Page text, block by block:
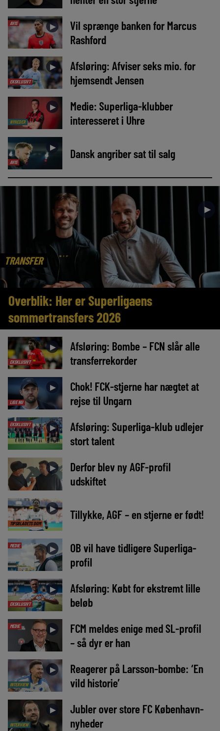
AVIS ►
Vil sprænge banken for Marcus
Rashford
EKSKLUSIVT
►
Afsløring: Afviser seks mio. for
hjemsendt Jensen
NYHEDER
►
Medie: Superliga-klubber
interesseret i Uhre
AVIS
► Dansk angriber sat til salg
TRANSFER
►
Overblik: Her er Superligaens
sommertransfers 2026
EKSKLUSIVT
►
Afsløring: Bombe – FCN slår alle
transferrekorder
LIGE NU
►
Chok! FCK-stjerne har nægtet at
rejse til Ungarn
EKSKLUSIVT ►
Afsløring: Superliga-klub udlejer
stort talent
►
Derfor blev ny AGF-profil
udskiftet
TIPSBLADETS DOM
► Tillykke, AGF – en stjerne er født!
MEDIE ►
OB vil have tidligere Superliga-
profil
EKSKLUSIVT
►
Afsløring: Købt for ekstremt lille
beløb
MEDIE ►
FCM meldes enige med SL-profil
– så dyr er han
INTERVIEW
►
Reagerer på Larsson-bombe: ‘En
vild historie’
INTERVIEW
►
Jubler over store FC København-
nyheder